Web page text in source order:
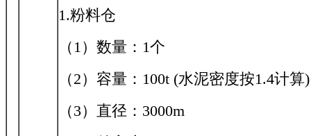
1.粉料仓
（1）数量：1个
（2）容量：100t (水泥密度按1.4计算
（3）直径：3000m